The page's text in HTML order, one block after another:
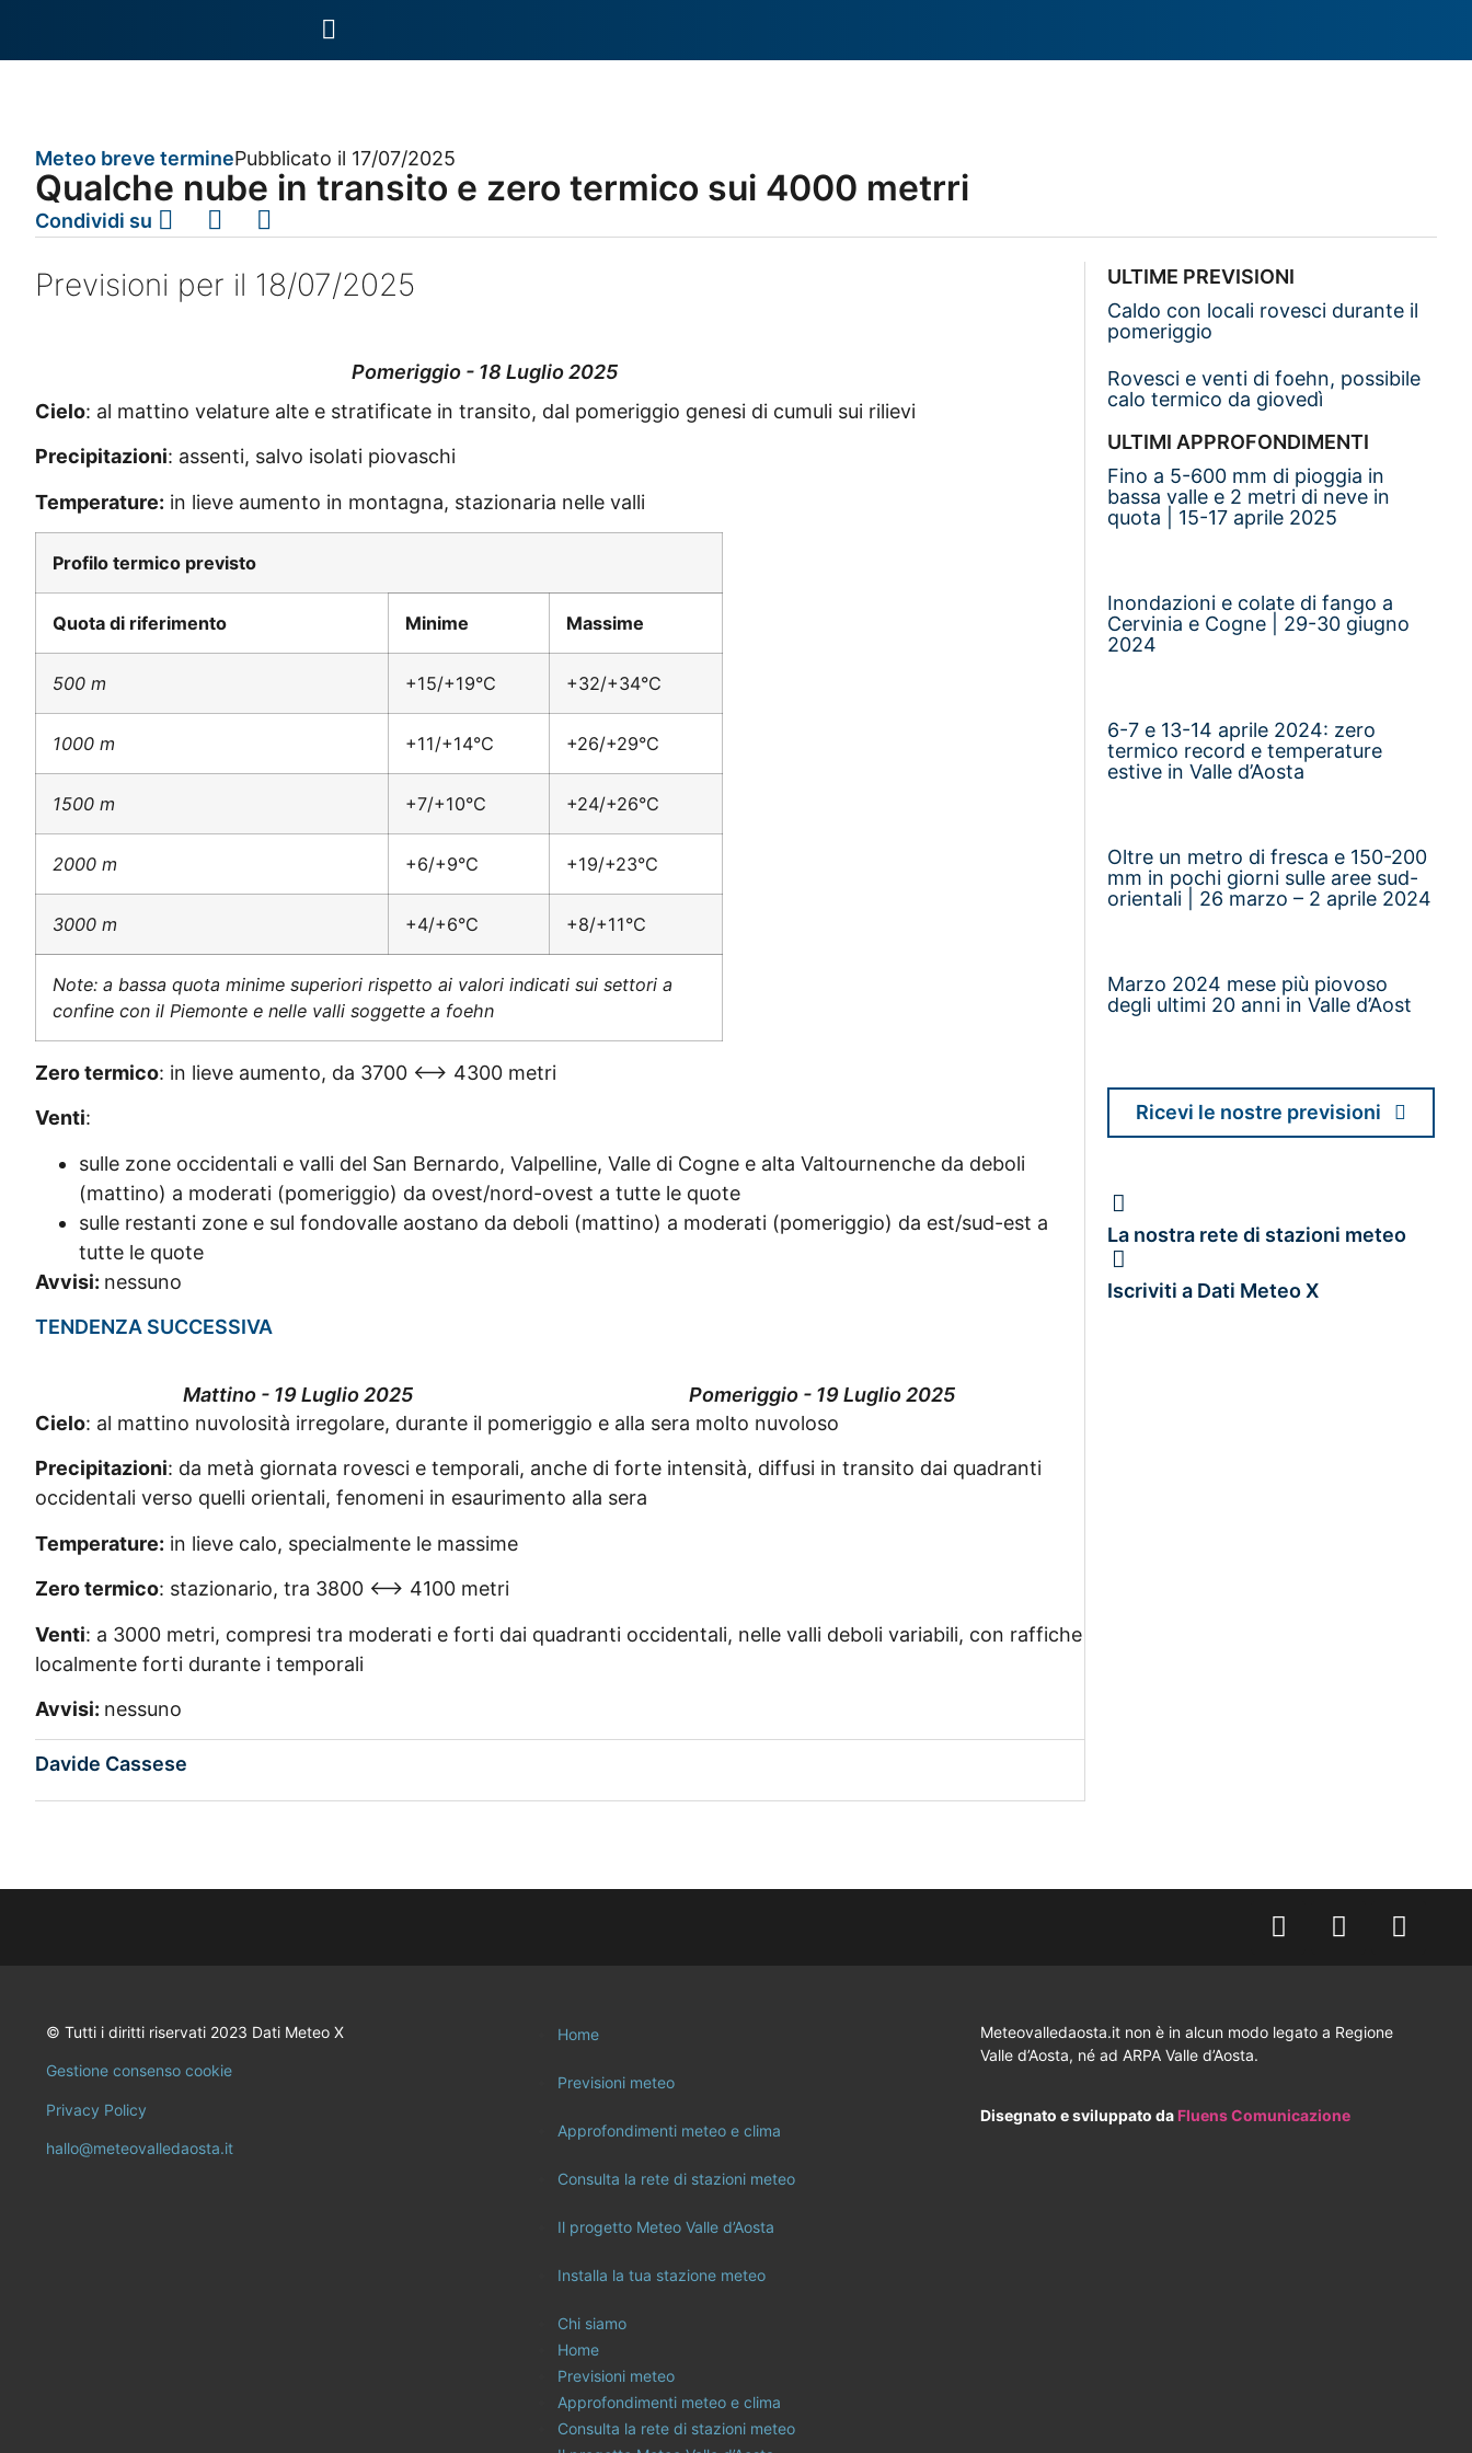
Meteo breve terminePubblicato il 17/07/2025
Qualche nube in transito e zero termico sui 4000 metrri
Condividi su
Previsioni per il 18/07/2025
Pomeriggio - 18 Luglio 2025
Cielo: al mattino velature alte e stratificate in transito, dal pomeriggio genesi di cumuli sui rilievi
Precipitazioni: assenti, salvo isolati piovaschi
Temperature: in lieve aumento in montagna, stazionaria nelle valli
Profilo termico previsto
Quota di riferimento Minime Massime
500 m +15/+19°C +32/+34°C
1000 m +11/+14°C +26/+29°C
1500 m +7/+10°C +24/+26°C
2000 m +6/+9°C +19/+23°C
3000 m +4/+6°C +8/+11°C
Note: a bassa quota minime superiori rispetto ai valori indicati sui settori a
confine con il Piemonte e nelle valli soggette a foehn
Zero termico: in lieve aumento, da 3700 <–> 4300 metri
Venti:
sulle zone occidentali e valli del San Bernardo, Valpelline, Valle di Cogne e alta Valtournenche da deboli
(mattino) a moderati (pomeriggio) da ovest/nord-ovest a tutte le quote
sulle restanti zone e sul fondovalle aostano da deboli (mattino) a moderati (pomeriggio) da est/sud-est a
tutte le quote
Avvisi: nessuno
TENDENZA SUCCESSIVA
Mattino - 19 Luglio 2025
Pomeriggio - 19 Luglio 2025
Cielo: al mattino nuvolosità irregolare, durante il pomeriggio e alla sera molto nuvoloso
Precipitazioni: da metà giornata rovesci e temporali, anche di forte intensità, diffusi in transito dai quadranti
occidentali verso quelli orientali, fenomeni in esaurimento alla sera
Temperature: in lieve calo, specialmente le massime
Zero termico: stazionario, tra 3800 <–> 4100 metri
Venti: a 3000 metri, compresi tra moderati e forti dai quadranti occidentali, nelle valli deboli variabili, con raffiche
localmente forti durante i temporali
Avvisi: nessuno
Davide Cassese
ULTIME PREVISIONI
Caldo con locali rovesci durante il
pomeriggio
Rovesci e venti di foehn, possibile
calo termico da giovedì
ULTIMI APPROFONDIMENTI
Fino a 5-600 mm di pioggia in
bassa valle e 2 metri di neve in
quota | 15-17 aprile 2025
Inondazioni e colate di fango a
Cervinia e Cogne | 29-30 giugno
2024
6-7 e 13-14 aprile 2024: zero
termico record e temperature
estive in Valle d’Aosta
Oltre un metro di fresca e 150-200
mm in pochi giorni sulle aree sud-
orientali | 26 marzo – 2 aprile 2024
Marzo 2024 mese più piovoso
degli ultimi 20 anni in Valle d’Aost
Ricevi le nostre previsioni
La nostra rete di stazioni meteo
Iscriviti a Dati Meteo X
© Tutti i diritti riservati 2023 Dati Meteo X
Gestione consenso cookie
Privacy Policy
hallo@meteovalledaosta.it
Home
Previsioni meteo
Approfondimenti meteo e clima
Consulta la rete di stazioni meteo
Il progetto Meteo Valle d’Aosta
Installa la tua stazione meteo
Chi siamo
Home
Previsioni meteo
Approfondimenti meteo e clima
Consulta la rete di stazioni meteo
Meteovalledaosta.it non è in alcun modo legato a Regione
Valle d’Aosta, né ad ARPA Valle d’Aosta.
Disegnato e sviluppato da Fluens Comunicazione